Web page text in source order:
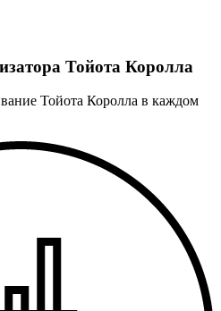
Тойота Королла
Тойота Королла в каждом